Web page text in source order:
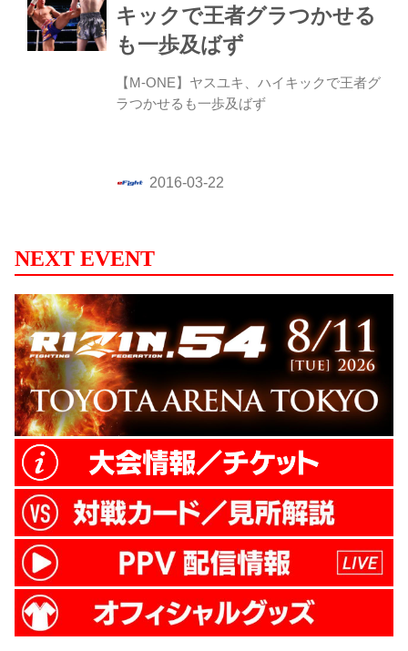
キックで王者グラつかせる
も一歩及ばず
【M-ONE】ヤスユキ、ハイキックで王者グ
ラつかせるも一歩及ばず
NEXT EVENT